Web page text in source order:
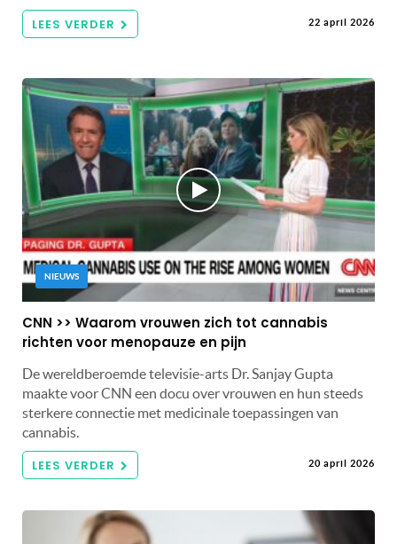
LEES VERDER 22 april 2026
NIEUWS
CNN >> Waarom vrouwen zich tot cannabis
richten voor menopauze en pijn
De wereldberoemde televisie-arts Dr. Sanjay Gupta
maakte voor CNN een docu over vrouwen en hun steeds
sterkere connectie met medicinale toepassingen van
cannabis.
LEES VERDER 20 april 2026